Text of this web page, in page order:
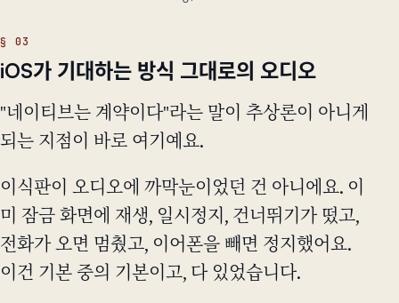
iOS가 기대하는 방식 그대로의 오디오
"네이티브는 계약이다"라는 말이 추상론이 아니게
되는 지점이 바로 여기예요.
이식판이 오디오에 까막눈이었던 건 아니에요. 이
미 잠금 화면에 재생, 일시정지, 건너뛰기가 떴고,
전화가 오면 멈췄고, 이어폰을 빼면 정지했어요.
이건 기본 중의 기본이고, 다 있었습니다.